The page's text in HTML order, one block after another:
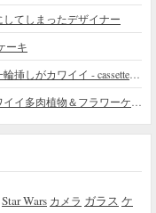
てしまったデザイナー
ーキ
Star Wars カメラ ガラス ケ